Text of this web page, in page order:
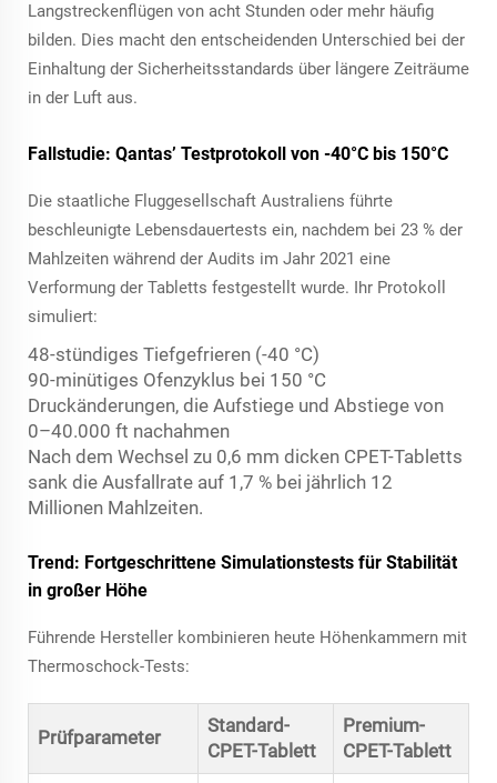
Langstreckenflügen von acht Stunden oder mehr häufig
bilden. Dies macht den entscheidenden Unterschied bei der
Einhaltung der Sicherheitsstandards über längere Zeiträume
in der Luft aus.
Fallstudie: Qantas’ Testprotokoll von -40°C bis 150°C
Die staatliche Fluggesellschaft Australiens führte
beschleunigte Lebensdauertests ein, nachdem bei 23 % der
Mahlzeiten während der Audits im Jahr 2021 eine
Verformung der Tabletts festgestellt wurde. Ihr Protokoll
simuliert:
48-stündiges Tiefgefrieren (-40 °C)
90-minütiges Ofenzyklus bei 150 °C
Druckänderungen, die Aufstiege und Abstiege von
0–40.000 ft nachahmen
Nach dem Wechsel zu 0,6 mm dicken CPET-Tabletts
sank die Ausfallrate auf 1,7 % bei jährlich 12
Millionen Mahlzeiten.
Trend: Fortgeschrittene Simulationstests für Stabilität
in großer Höhe
Führende Hersteller kombinieren heute Höhenkammern mit
Thermoschock-Tests:
Prüfparameter
Standard-
CPET-Tablett
Premium-
CPET-Tablett